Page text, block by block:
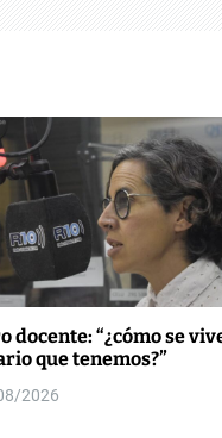
docente: “¿cómo se
que tenemos?”
2026